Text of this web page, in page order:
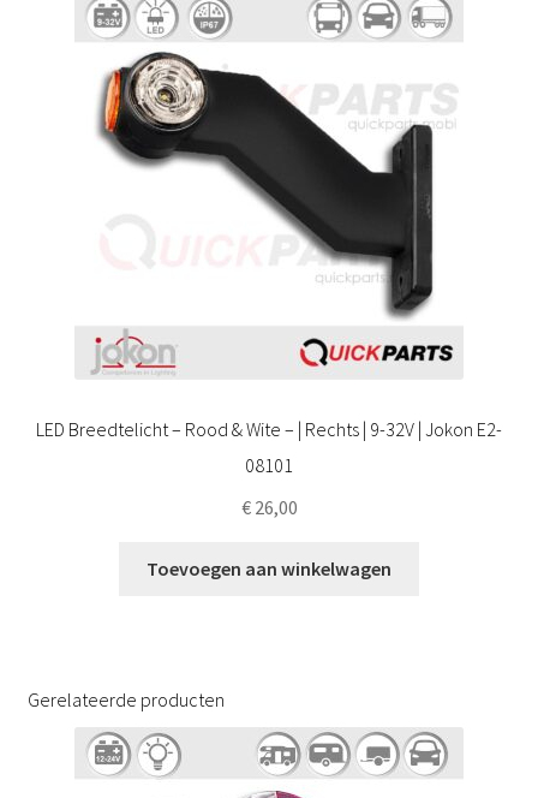
LED Breedtelicht – Rood & Wite – | Rechts | 9-32V | Jokon E2-
08101
€26,00
Toevoegen aan winkelwagen
Gerelateerde producten